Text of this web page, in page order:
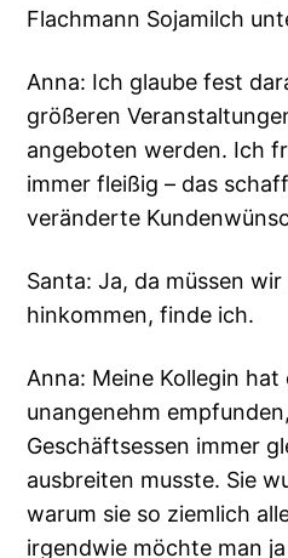
Flachmann Sojamilch
Anna: Ich glaube fest
größeren
angeboten werden. Ich
immer fleißig – das
veränderte
Santa: Ja, da müssen
hinkommen, finde ich.
Anna: Meine Kollegin hat
unangenehm
Geschäftsessen immer
ausbreiten musste. Sie
warum sie so ziemlich
irgendwie möchte man